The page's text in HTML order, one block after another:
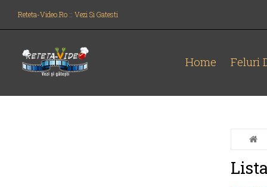
Reteta-Video.ro :: Vezi Si Gatesti
Home Feluri